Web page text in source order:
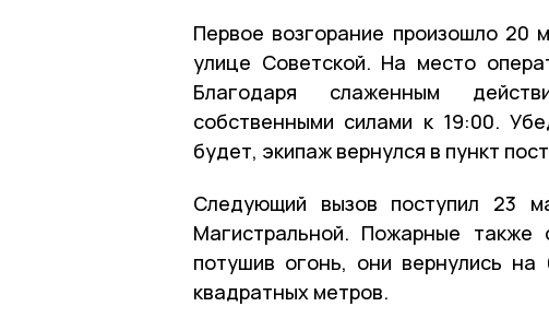
Первое возгорание произошло 20
улице Советской. На место
Благодаря слаженным
собственными силами к 19:00.
будет, экипаж вернулся в пункт
Следующий вызов поступил 23
Магистральной. Пожарные
потушив огонь, они вернулись на
квадратных метров.